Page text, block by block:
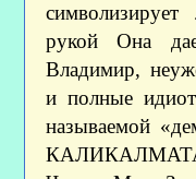
рукой Она
Владимир,
и полные
называемой
КАЛИКАЛМАТА